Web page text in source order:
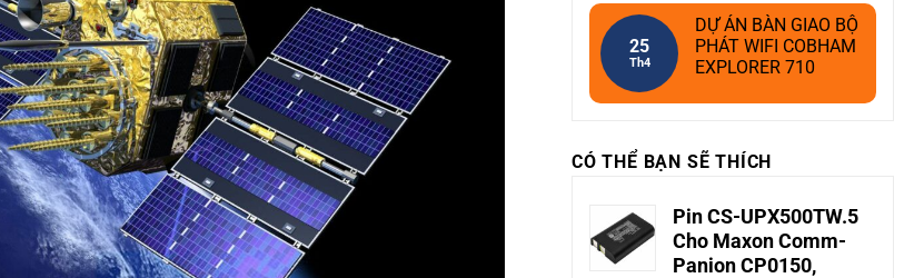
25
Th4
DỰ ÁN BÀN GIAO BỘ
PHÁT WIFI COBHAM
EXPLORER 710
CÓ THỂ BẠN SẼ THÍCH
Pin CS-UPX500TW.5
Cho Maxon Comm-
Panion CP0150,